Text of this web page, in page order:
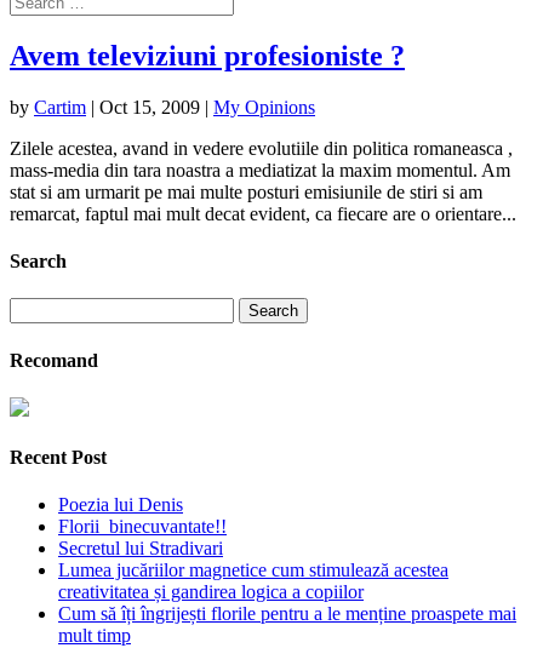
Avem televiziuni profesioniste ?
by Cartim | Oct 15, 2009 | My Opinions
Zilele acestea, avand in vedere evolutiile din politica romaneasca ,
mass-media din tara noastra a mediatizat la maxim momentul. Am
stat si am urmarit pe mai multe posturi emisiunile de stiri si am
remarcat, faptul mai mult decat evident, ca fiecare are o orientare...
Search
for:
Recomand
Recent Post
Poezia lui Denis
Florii binecuvantate!!
Secretul lui Stradivari
Lumea jucăriilor magnetice cum stimulează acestea
creativitatea și gandirea logica a copiilor
Cum să îți îngrijești florile pentru a le menține proaspete mai
mult timp